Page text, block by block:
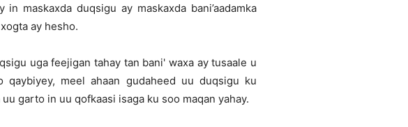
maskaxda duqsigu ay maskaxda bani’aadamka
ay hesho.
uga feejigan tahay tan bani' waxa ay tusaale u
meel ahaan gudaheed uu duqsigu ku
garto in uu qofkaasi isaga ku soo maqan yahay.